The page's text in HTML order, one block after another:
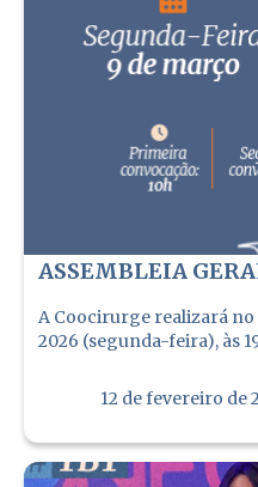
ASSEMBLEIA
DA COOCIRURGE
09 DE MARÇO
A Coocirurge realizará
2026 (segunda-feira), às
12 de fevereiro de